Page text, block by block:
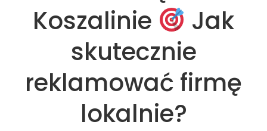
Koszalinie
Jak
skutecznie
reklamować firmę
lokalnie?